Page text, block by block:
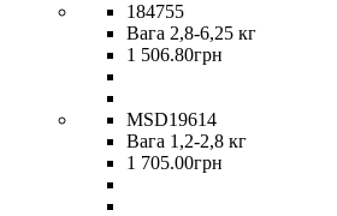
184755
Вага 2,8-6,25 кг
1 506.80грн
MSD19614
Вага 1,2-2,8 кг
1 705.00грн